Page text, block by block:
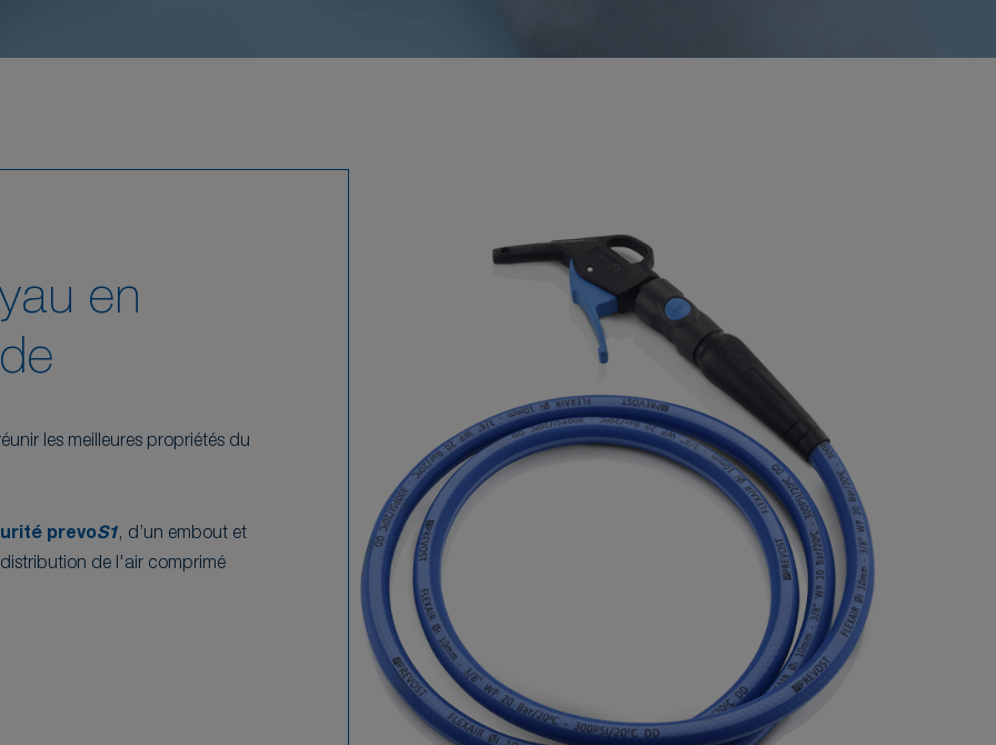
en
les meilleures propriétés du
prevoS1, d’un embout et
de l'air comprimé